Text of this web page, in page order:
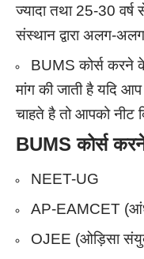
ज्यादा तथा 25-30 वर्ष
संस्थान द्वारा अलग-अलग
BUMS कोर्स करने
मांग की जाती है यदि
चाहते है तो आपको नीट
BUMSकोर्स
NEET-UG
AP-EAMCET
OJEE (ओड़िसा